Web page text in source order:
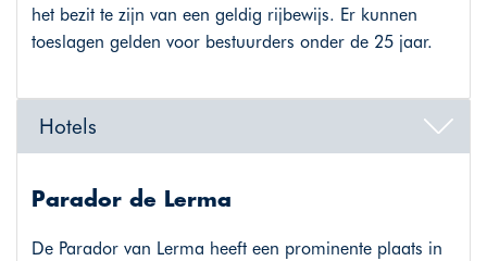
het bezit te zijn van een geldig rijbewijs. Er kunnen
toeslagen gelden voor bestuurders onder de 25 jaar.
Hotels
Parador de Lerma
De Parador van Lerma heeft een prominente plaats in